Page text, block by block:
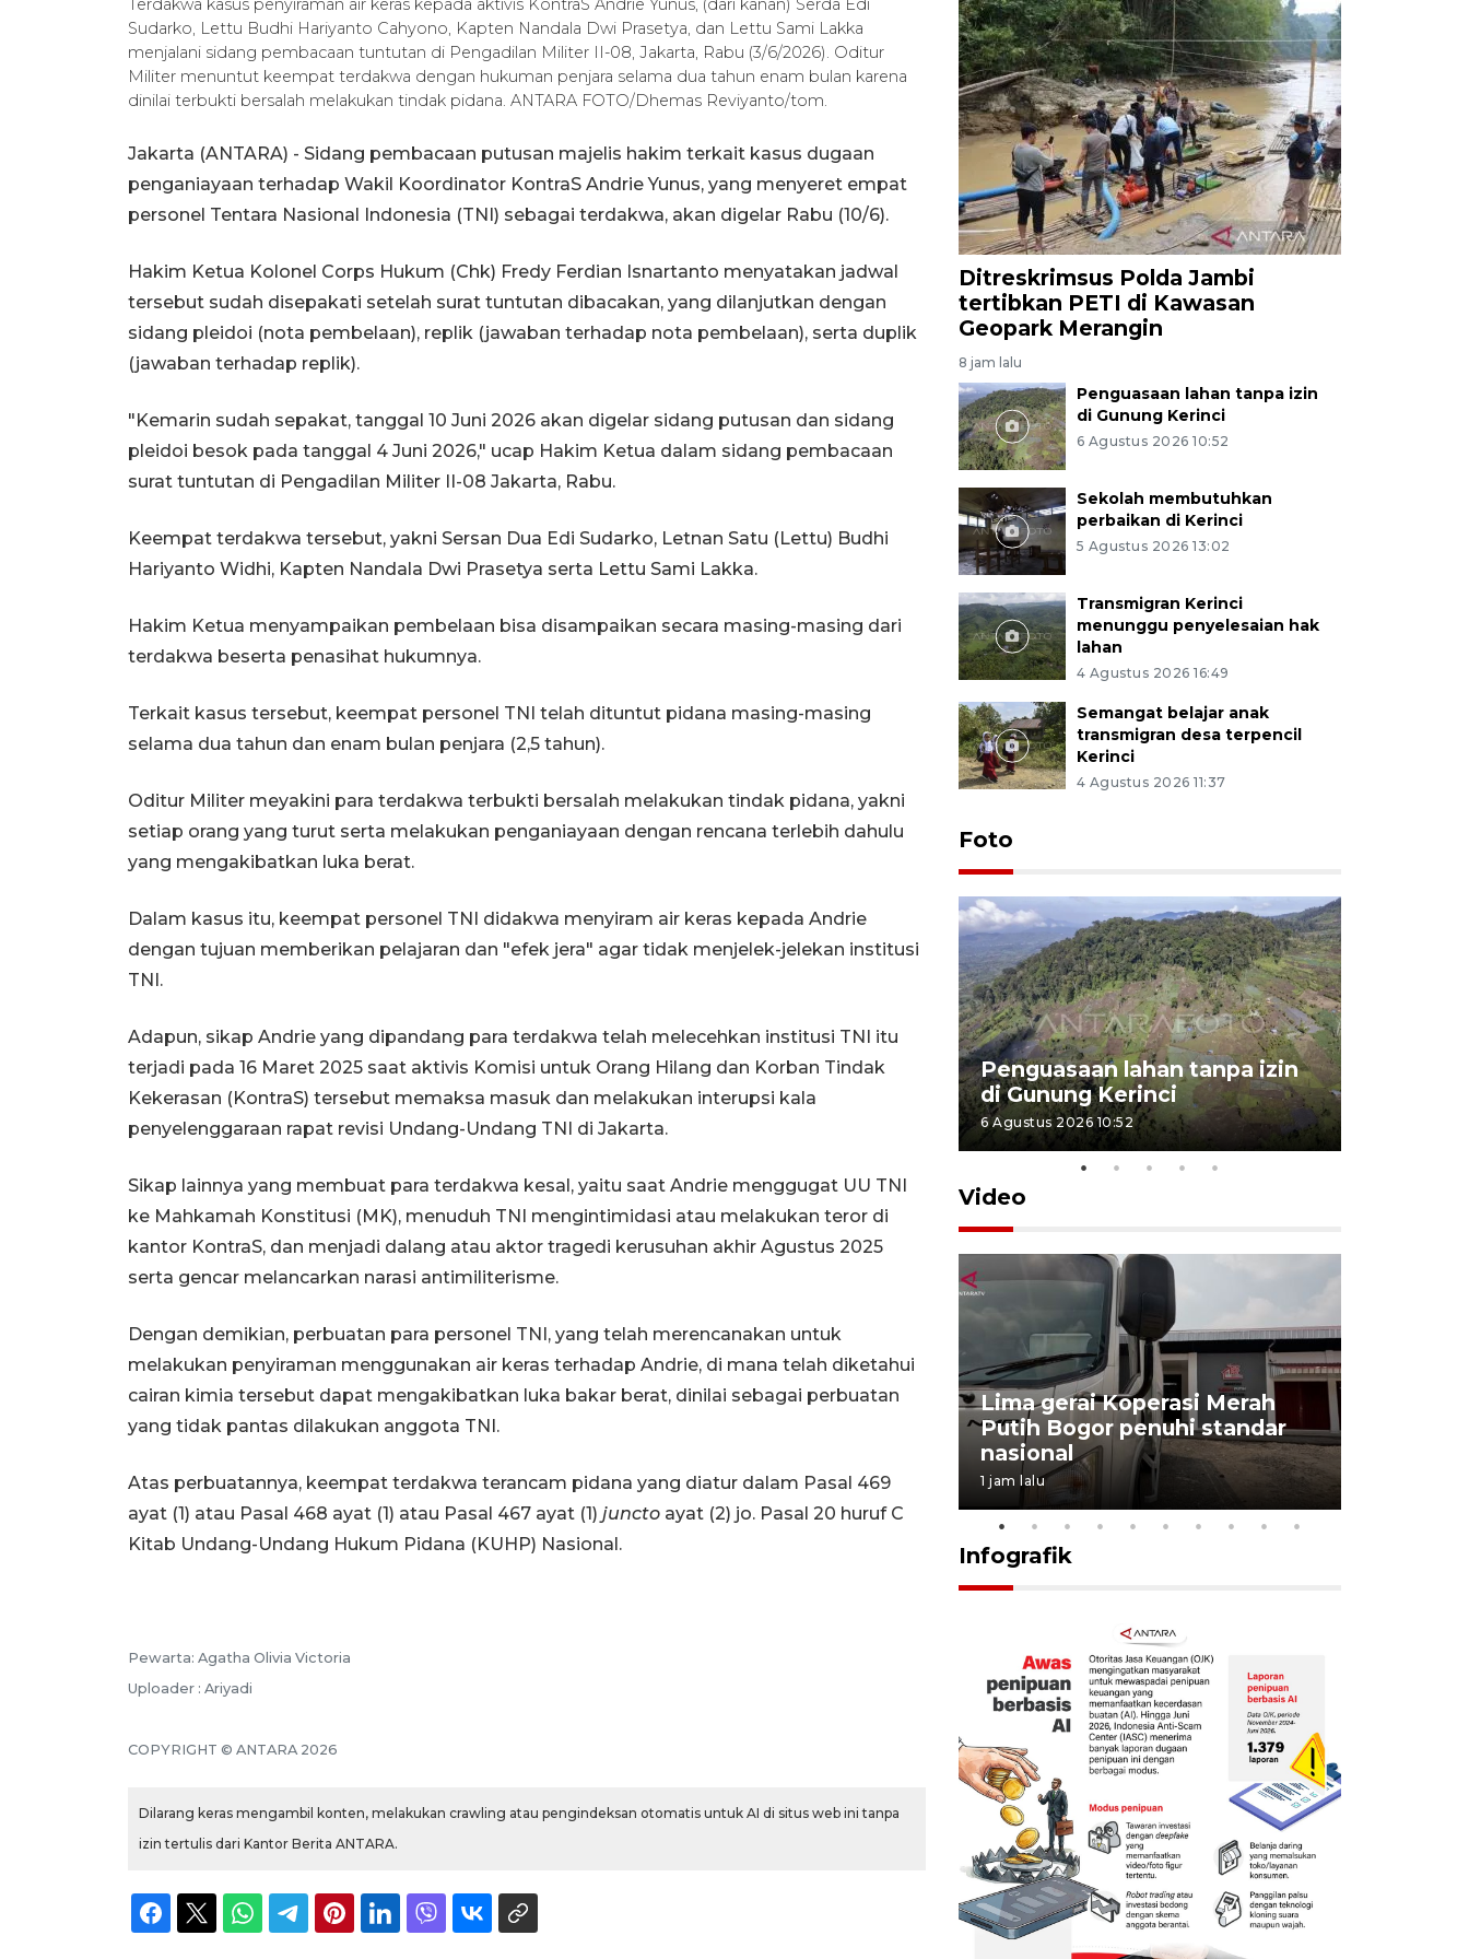
Terdakwa kasus penyiraman air keras kepada aktivis KontraS Andrie Yunus, (dari kanan) Serda Edi
Sudarko, Lettu Budhi Hariyanto Cahyono, Kapten Nandala Dwi Prasetya, dan Lettu Sami Lakka
menjalani sidang pembacaan tuntutan di Pengadilan Militer II-08, Jakarta, Rabu (3/6/2026). Oditur
Militer menuntut keempat terdakwa dengan hukuman penjara selama dua tahun enam bulan karena
dinilai terbukti bersalah melakukan tindak pidana. ANTARA FOTO/Dhemas Reviyanto/tom.
Jakarta (ANTARA) - Sidang pembacaan putusan majelis hakim terkait kasus dugaan
penganiayaan terhadap Wakil Koordinator KontraS Andrie Yunus, yang menyeret empat
personel Tentara Nasional Indonesia (TNI) sebagai terdakwa, akan digelar Rabu (10/6).
Hakim Ketua Kolonel Corps Hukum (Chk) Fredy Ferdian Isnartanto menyatakan jadwal
tersebut sudah disepakati setelah surat tuntutan dibacakan, yang dilanjutkan dengan
sidang pleidoi (nota pembelaan), replik (jawaban terhadap nota pembelaan), serta duplik
(jawaban terhadap replik).
"Kemarin sudah sepakat, tanggal 10 Juni 2026 akan digelar sidang putusan dan sidang
pleidoi besok pada tanggal 4 Juni 2026," ucap Hakim Ketua dalam sidang pembacaan
surat tuntutan di Pengadilan Militer II-08 Jakarta, Rabu.
Keempat terdakwa tersebut, yakni Sersan Dua Edi Sudarko, Letnan Satu (Lettu) Budhi
Hariyanto Widhi, Kapten Nandala Dwi Prasetya serta Lettu Sami Lakka.
Hakim Ketua menyampaikan pembelaan bisa disampaikan secara masing-masing dari
terdakwa beserta penasihat hukumnya.
Terkait kasus tersebut, keempat personel TNI telah dituntut pidana masing-masing
selama dua tahun dan enam bulan penjara (2,5 tahun).
Oditur Militer meyakini para terdakwa terbukti bersalah melakukan tindak pidana, yakni
setiap orang yang turut serta melakukan penganiayaan dengan rencana terlebih dahulu
yang mengakibatkan luka berat.
Dalam kasus itu, keempat personel TNI didakwa menyiram air keras kepada Andrie
dengan tujuan memberikan pelajaran dan "efek jera" agar tidak menjelek-jelekan institusi
TNI.
Adapun, sikap Andrie yang dipandang para terdakwa telah melecehkan institusi TNI itu
terjadi pada 16 Maret 2025 saat aktivis Komisi untuk Orang Hilang dan Korban Tindak
Kekerasan (KontraS) tersebut memaksa masuk dan melakukan interupsi kala
penyelenggaraan rapat revisi Undang-Undang TNI di Jakarta.
Sikap lainnya yang membuat para terdakwa kesal, yaitu saat Andrie menggugat UU TNI
ke Mahkamah Konstitusi (MK), menuduh TNI mengintimidasi atau melakukan teror di
kantor KontraS, dan menjadi dalang atau aktor tragedi kerusuhan akhir Agustus 2025
serta gencar melancarkan narasi antimiliterisme.
Dengan demikian, perbuatan para personel TNI, yang telah merencanakan untuk
melakukan penyiraman menggunakan air keras terhadap Andrie, di mana telah diketahui
cairan kimia tersebut dapat mengakibatkan luka bakar berat, dinilai sebagai perbuatan
yang tidak pantas dilakukan anggota TNI.
Atas perbuatannya, keempat terdakwa terancam pidana yang diatur dalam Pasal 469
ayat (1) atau Pasal 468 ayat (1) atau Pasal 467 ayat (1) juncto ayat (2) jo. Pasal 20 huruf C
Kitab Undang-Undang Hukum Pidana (KUHP) Nasional.
Pewarta: Agatha Olivia Victoria
Uploader : Ariyadi
COPYRIGHT © ANTARA 2026
Dilarang keras mengambil konten, melakukan crawling atau pengindeksan otomatis untuk AI di situs web ini tanpa
izin tertulis dari Kantor Berita ANTARA.
Ditreskrimsus Polda Jambi
tertibkan PETI di Kawasan
Geopark Merangin
8 jam lalu
Penguasaan lahan tanpa izin
di Gunung Kerinci
6 Agustus 2026 10:52
Sekolah membutuhkan
perbaikan di Kerinci
5 Agustus 2026 13:02
Transmigran Kerinci
menunggu penyelesaian hak
lahan
4 Agustus 2026 16:49
Semangat belajar anak
transmigran desa terpencil
Kerinci
4 Agustus 2026 11:37
Foto
Penyusutan debit air Sungai
Batang Tembesi di Jambi
3 Agustus 2026 10:57
Penguasaan lahan tanpa izin
di Gunung Kerinci
6 Agustus 2026 10:52
Video
Menkes sesalkan komentar
17 jam lalu
Lima gerai Koperasi Merah
Putih Bogor penuhi standar
nasional
1 jam lalu
Infografik